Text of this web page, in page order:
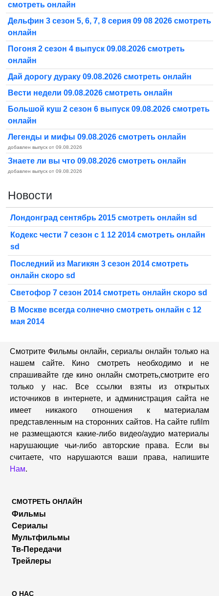
смотреть онлайн
Дельфин 3 сезон 5, 6, 7, 8 серия 09 08 2026 смотреть
онлайн
Погоня 2 сезон 4 выпуск 09.08.2026 смотреть
онлайн
Дай дорогу дураку 09.08.2026 смотреть онлайн
Вести недели 09.08.2026 смотреть онлайн
Большой куш 2 сезон 6 выпуск 09.08.2026 смотреть
онлайн
Легенды и мифы 09.08.2026 смотреть онлайн
добавлен выпуск от 09.08.2026
Знаете ли вы что 09.08.2026 смотреть онлайн
добавлен выпуск от 09.08.2026
Новости
Лондонград сентябрь 2015 смотреть онлайн sd
Кодекс чести 7 сезон с 1 12 2014 смотреть онлайн
sd
Последний из Магикян 3 сезон 2014 смотреть
онлайн скоро sd
Светофор 7 сезон 2014 смотреть онлайн скоро sd
В Москве всегда солнечно смотреть онлайн с 12
мая 2014
Смотрите Фильмы онлайн, сериалы онлайн только на
нашем сайте. Кино смотреть необходимо и не
спрашивайте где кино онлайн смотреть,cмотрите его
только у нас. Все ссылки взяты из открытых
источников в интернете, и администрация сайта не
имеет никакого отношения к материалам
представленным на сторонних сайтов. На сайте rufilm
не размещаются какие-либо видео/аудио материалы
нарушающие чьи-либо авторские права. Если вы
считаете, что нарушаются ваши права, напишите
Нам.
СМОТРЕТЬ ОНЛАЙН
Фильмы
Сериалы
Мультфильмы
Тв-Передачи
Трейлеры
О НАС